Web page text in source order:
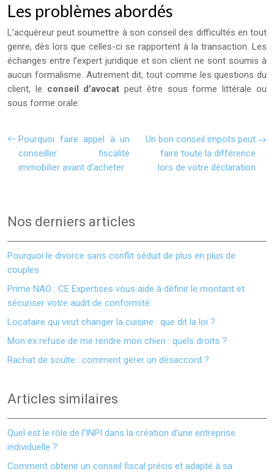
Les problèmes abordés
L’acquéreur peut soumettre à son conseil des difficultés en tout
genre, dès lors que celles-ci se rapportent à la transaction. Les
échanges entre l’expert juridique et son client ne sont soumis à
aucun formalisme. Autrement dit, tout comme les questions du
client, le conseil d’avocat peut être sous forme littérale ou
sous forme orale.
Pourquoi faire appel à un
conseiller fiscalité
immobilier avant d’acheter
Un bon conseil impots peut
faire toute la différence
lors de votre déclaration
Nos derniers articles
Pourquoi le divorce sans conflit séduit de plus en plus de
couples
Prime NAO : CE Expertises vous aide à définir le montant et
sécuriser votre audit de conformité
Locataire qui veut changer la cuisine : que dit la loi ?
Mon ex refuse de me rendre mon chien : quels droits ?
Rachat de soulte : comment gérer un désaccord ?
Articles similaires
Quel est le rôle de l’INPI dans la création d’une entreprise
individuelle ?
Comment obtenir un conseil fiscal précis et adapté à sa